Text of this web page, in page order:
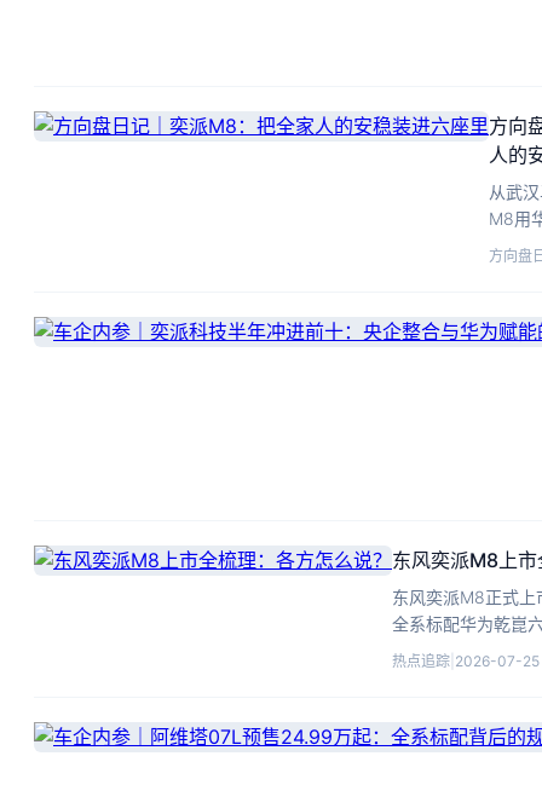
方向
人的
从武
M8用
造车
方向盘
东风奕派M8上
东风奕派M8正式
全系标配华为乾崑
力。
热点追踪 2026-07-25